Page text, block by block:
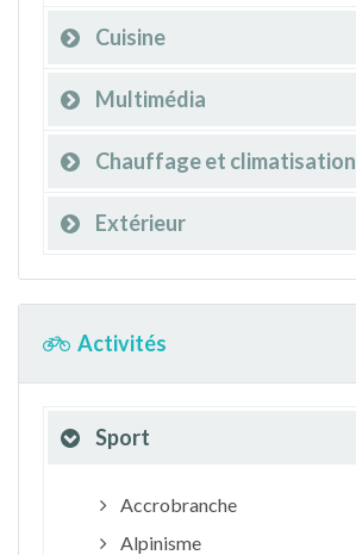
Cuisine
Multimédia
Chauffage et climatisation
Extérieur
Activités
Sport
Accrobranche
Alpinisme